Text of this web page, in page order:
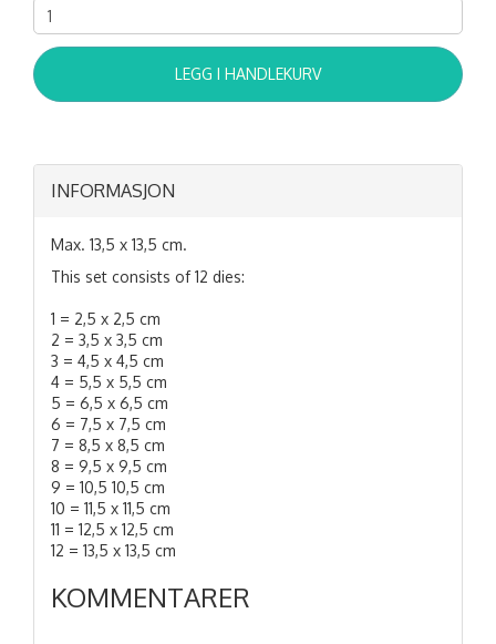
LEGG I HANDLEKURV
INFORMASJON
Max. 13,5 x 13,5 cm.
This set consists of 12 dies:
1 = 2,5 x 2,5 cm
2 = 3,5 x 3,5 cm
3 = 4,5 x 4,5 cm
4 = 5,5 x 5,5 cm
5 = 6,5 x 6,5 cm
6 = 7,5 x 7,5 cm
7 = 8,5 x 8,5 cm
8 = 9,5 x 9,5 cm
9 = 10,5 10,5 cm
10 = 11,5 x 11,5 cm
11 = 12,5 x 12,5 cm
12 = 13,5 x 13,5 cm
KOMMENTARER